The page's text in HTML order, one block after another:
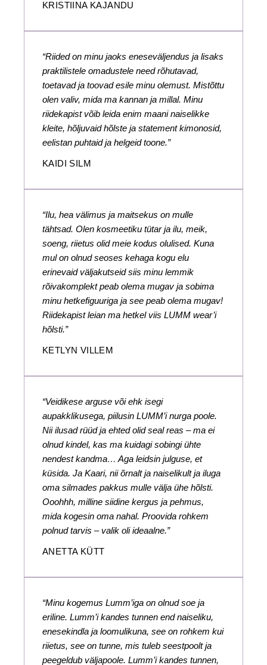
KRISTIINA KAJANDU
“Riided on minu jaoks eneseväljendus ja lisaks
praktilistele omadustele need rõhutavad,
toetavad ja toovad esile minu olemust. Mistõttu
olen valiv, mida ma kannan ja millal. Minu
riidekapist võib leida enim maani naiselikke
kleite, hõljuvaid hõlste ja statement kimonosid,
eelistan puhtaid ja helgeid toone.”
KAIDI SILM
“Ilu, hea välimus ja maitsekus on mulle
tähtsad. Olen kosmeetiku tütar ja ilu, meik,
soeng, riietus olid meie kodus olulised. Kuna
mul on olnud seoses kehaga kogu elu
erinevaid väljakutseid siis minu lemmik
rõivakomplekt peab olema mugav ja sobima
minu hetkefiguuriga ja see peab olema mugav!
Riidekapist leian ma hetkel viis LUMM wear’i
hõlsti.”
KETLYN VILLEM
“Veidikese arguse või ehk isegi
aupakklikusega, piilusin LUMM’i nurga poole.
Nii ilusad rüüd ja ehted olid seal reas – ma ei
olnud kindel, kas ma kuidagi sobingi ühte
nendest kandma… Aga leidsin julguse, et
küsida. Ja Kaari, nii õrnalt ja naiselikult ja iluga
oma silmades pakkus mulle välja ühe hõlsti.
Ooohhh, milline siidine kergus ja pehmus,
mida kogesin oma nahal. Proovida rohkem
polnud tarvis – valik oli ideaalne.”
ANETTA KÜTT
“Minu kogemus Lumm’iga on olnud soe ja
eriline. Lumm’i kandes tunnen end naiseliku,
enesekindla ja loomulikuna, see on rohkem kui
riietus, see on tunne, mis tuleb seestpoolt ja
peegeldub väljapoole. Lumm’i kandes tunnen,